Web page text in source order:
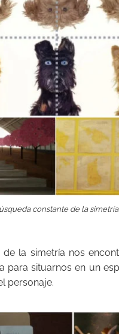
constante de la simetría
la simetría nos
para situarnos en un
personaje.